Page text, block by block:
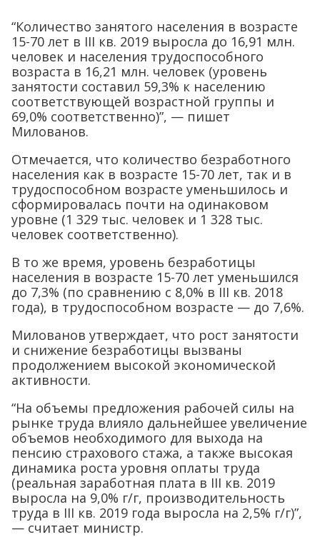
“Количество занятого населения в возрасте
15-70 лет в III кв. 2019 выросла до 16,91 млн.
человек и населения трудоспособного
возраста в 16,21 млн. человек (уровень
занятости составил 59,3% к населению
соответствующей возрастной группы и
69,0% соответственно)”, — пишет
Милованов.
Отмечается, что количество безработного
населения как в возрасте 15-70 лет, так и в
трудоспособном возрасте уменьшилось и
сформировалась почти на одинаковом
уровне (1 329 тыс. человек и 1 328 тыс.
человек соответственно).
В то же время, уровень безработицы
населения в возрасте 15-70 лет уменьшился
до 7,3% (по сравнению с 8,0% в III кв. 2018
года), в трудоспособном возрасте — до 7,6%.
Милованов утверждает, что рост занятости
и снижение безработицы вызваны
продолжением высокой экономической
активности.
“На объемы предложения рабочей силы на
рынке труда влияло дальнейшее увеличение
объемов необходимого для выхода на
пенсию страхового стажа, а также высокая
динамика роста уровня оплаты труда
(реальная заработная плата в III кв. 2019
выросла на 9,0% г/г, производительность
труда в III кв. 2019 года выросла на 2,5% г/г)”,
— считает министр.